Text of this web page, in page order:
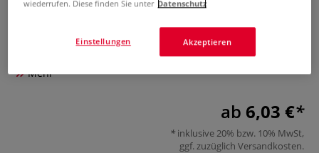
0 Bewertungen
Mehr
ab 6,03 €
inklusive 20% bzw. 10% MwSt,
ggf. zuzüglich Versandkosten.
wiederrufen. Diese finden Sie unter Datenschutz
Akzeptieren
Einstellungen